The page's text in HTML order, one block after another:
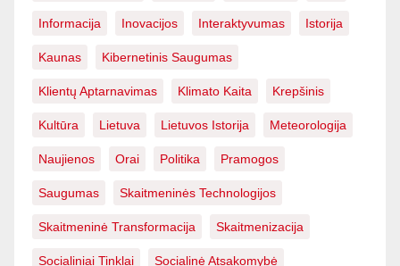
Informacija Inovacijos Interaktyvumas Istorija
Kaunas Kibernetinis Saugumas
Klientų Aptarnavimas Klimato Kaita Krepšinis
Kultūra Lietuva Lietuvos Istorija Meteorologija
Naujienos Orai Politika Pramogos
Saugumas Skaitmeninės Technologijos
Skaitmeninė Transformacija Skaitmenizacija
Socialiniai Tinklai Socialinė Atsakomybė